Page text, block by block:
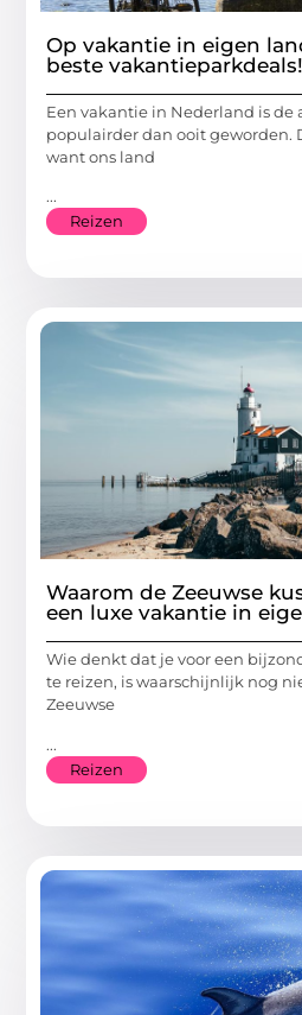
Op vakantie in eigen
beste vakantieparkdeals!
Een vakantie in Nederland is de
populairder dan ooit geworden.
want ons land
...
Reizen
Waarom de Zeeuwse
een luxe vakantie in
Wie denkt dat je voor een
te reizen, is waarschijnlijk nog
Zeeuwse
...
Reizen